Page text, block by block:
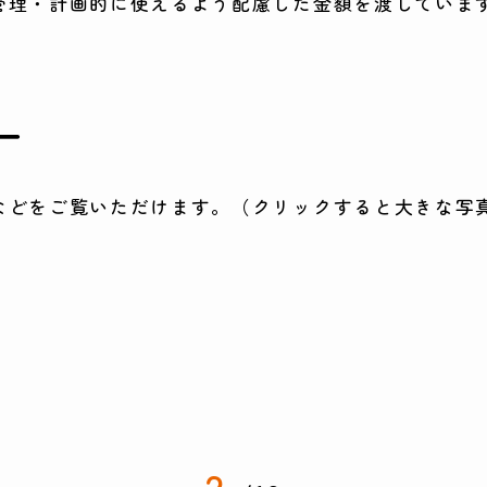
をご覧いただけます。（クリックすると大きな写